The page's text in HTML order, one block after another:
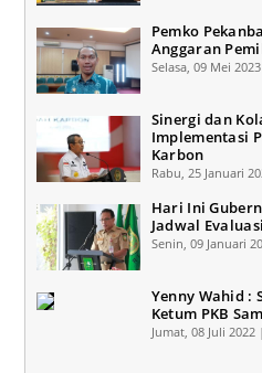
Pemko
Anggaran
Selasa, 09 Mei
Sinergi dan
Implementasi
Karbon
Rabu, 25 Januari
Hari Ini
Jadwal
Senin, 09 Januari
Yenny Wahid :
Ketum PKB
Jumat, 08 Juli 2022